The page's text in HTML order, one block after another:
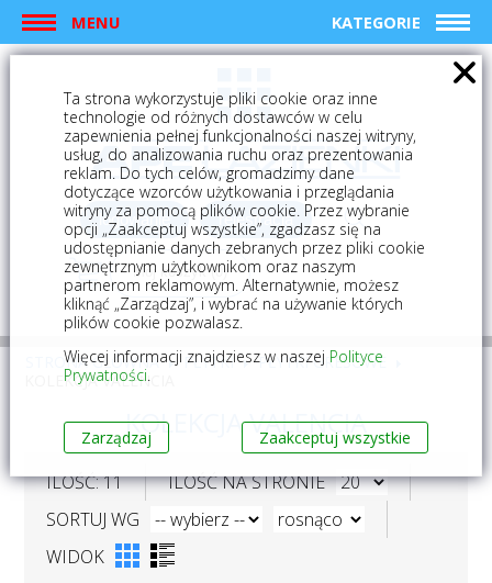
MENU KATEGORIE
logowanie rejestracja
Mój koszyk (0)
STRONA GŁÓWNA PŁYTKI
PŁYTKI GRESOWE
KOLEKCJA VALENCIA
KOLEKCJA VALENCIA
ILOŚĆ: 11
ILOŚĆ NA STRONIE
SORTUJ WG
WIDOK
Ta strona wykorzystuje pliki cookie oraz inne
technologie od różnych dostawców w celu
zapewnienia pełnej funkcjonalności naszej witryny,
usług, do analizowania ruchu oraz prezentowania
reklam. Do tych celów, gromadzimy dane
dotyczące wzorców użytkowania i przeglądania
witryny za pomocą plików cookie. Przez wybranie
opcji „Zaakceptuj wszystkie”, zgadzasz się na
udostępnianie danych zebranych przez pliki cookie
zewnętrznym użytkownikom oraz naszym
partnerom reklamowym. Alternatywnie, możesz
kliknąć „Zarządzaj”, i wybrać na używanie których
plików cookie pozwalasz.
Więcej informacji znajdziesz w naszej Polityce
Prywatności.
Zarządzaj Zaakceptuj wszystkie